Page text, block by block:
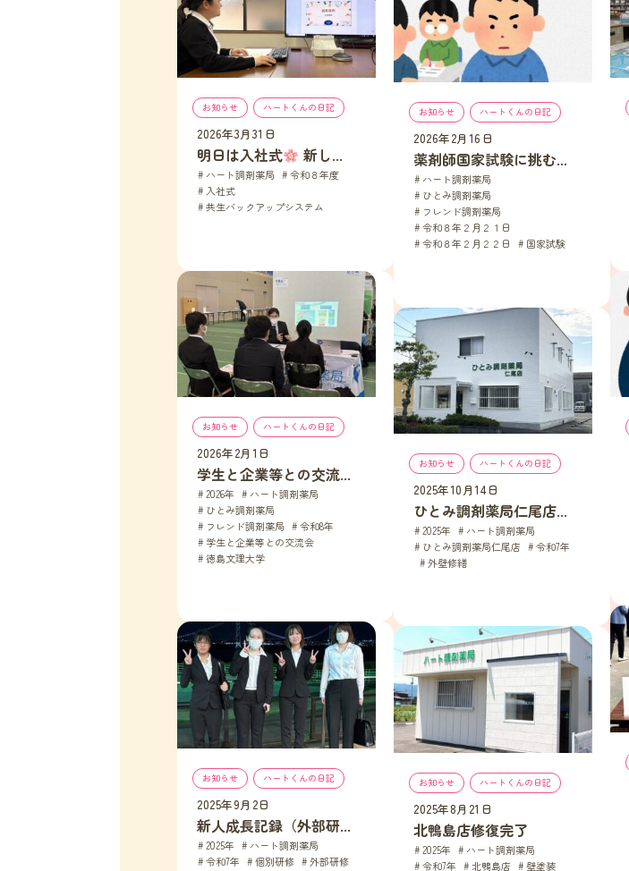
お知らせ , ハートくんの日記
2026年3月31日
明日は入社式 新し...
ハート調剤薬局 令和８年度
入社式
共生バックアップシステム
お知らせ , ハートくんの日記
2026年2月16日
薬剤師国家試験に挑む...
ハート調剤薬局
ひとみ調剤薬局
フレンド調剤薬局
令和８年２月２１日
令和８年２月２２日
国家試験
お知らせ , ハートくんの日記
2026年2月1日
学生と企業等との交流...
2026年 ハート調剤薬局
ひとみ調剤薬局
フレンド調剤薬局
令和8年
学生と企業等との交流会
徳島文理大学
お知らせ , ハートくんの日記
2025年10月14日
ひとみ調剤薬局仁尾店...
2025年 ハート調剤薬局
ひとみ調剤薬局仁尾店
令和7年
外壁修繕
お知らせ , ハートくんの日記
2025年9月2日
新人成長記録（外部研...
2025年 ハート調剤薬局
令和7年
個別研修 外部研修
お知らせ , ハートくんの日記
2025年8月21日
北鴨島店修復完了
2025年 ハート調剤薬局
令和7年
北鴨島店 壁塗装